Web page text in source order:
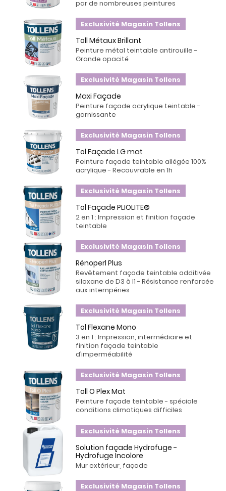
par de nombreuses peintures
Exclusivité Magasin Tollens
Toll Métaux Brillant
Peinture métal teintable antirouille -
Grande opacité
Exclusivité Magasin Tollens
Maxi Façade
Peinture façade acrylique teintable -
garnissante
Exclusivité Magasin Tollens
Tol Façade LG mat
Peinture façade teintable allégée 100%
acrylique - Recouvrable en 1h
Exclusivité Magasin Tollens
Tol Façade PLIOLITE®
2 en 1 : Impression et finition façade
teintable
Exclusivité Magasin Tollens
Rénoperl Plus
Revêtement façade teintable additivée
siloxane de D3 à I1 - Résistance renforcée
aux intempéries
Exclusivité Magasin Tollens
Tol Flexane Mono
3 en 1 : Impression, intermédiaire et
finition façade teintable
d’imperméabilité
Exclusivité Magasin Tollens
Toll O Plex Mat
Peinture façade teintable - spéciale
conditions climatiques difficiles
Exclusivité Magasin Tollens
Solution façade Hydrofuge -
Hydrofuge Incolore
Mur extérieur, façade
Exclusivité Magasin Tollens